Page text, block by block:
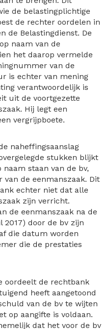
de belastingplichtige
de rechter oordelen in
de Belastingdienst. De
naam van de
het daarop vermelde
van de
is echter van mening
verantwoordelijk is
uit de voortgezette
Hij legt een
vergrijpboete.
naheffingsaanslag
stukken blijkt
staan van de bv,
de eenmanszaak. Dit
echter niet dat alle
zijn verricht.
de eenmanszaak na de
2017) door de bv zijn
die datum worden
die de prestaties
oordeelt de rechtbank
heeft aangetoond
van de bv te wijten
op aangifte is voldaan.
dat het voor de bv